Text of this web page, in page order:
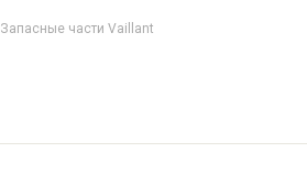
Запасные части Vaillant